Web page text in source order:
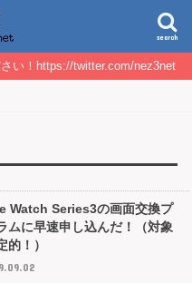
search
い！https://twitter.com/nez3net
Watch Series3の画面交換プ
ムに早速申し込んだ！（対象
的！）